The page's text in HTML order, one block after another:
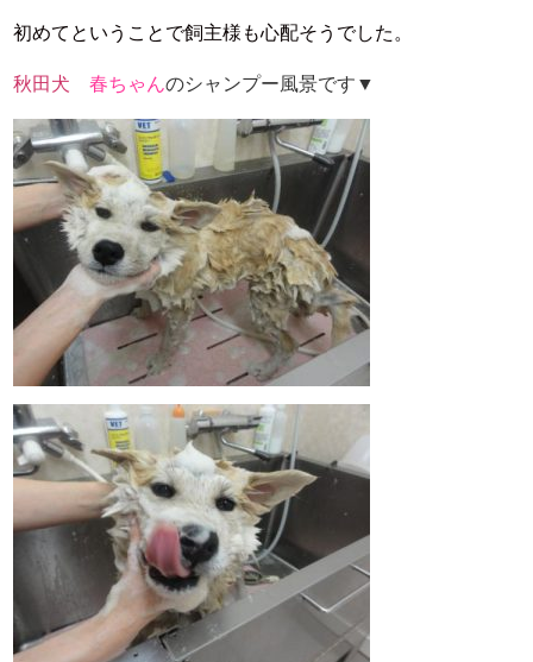
初めてということで飼主様も心配そうでした。
秋田犬 春ちゃんのシャンプー風景です▼